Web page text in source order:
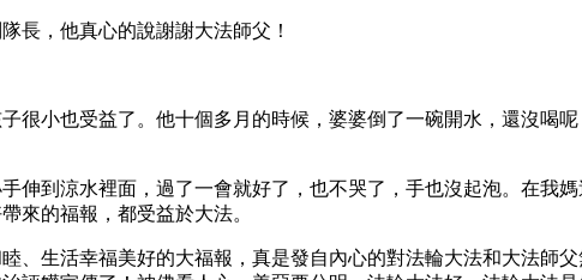
長，他真心的說謝謝大法師父！
很小也受益了。他十個多月的時候，婆婆倒了一碗開水，還沒喝
伸到涼水裡面，過了一會就好了，也不哭了，手也沒起泡。在我
來的福報，都受益於大法。
、生活幸福美好的大福報，真是發自內心的對法輪大法和大法師